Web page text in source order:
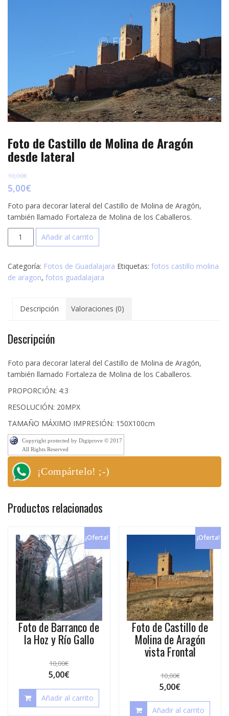
Foto de Castillo de Molina de Aragón
desde lateral
10,00€
5,00€
Foto para decorar lateral del Castillo de Molina de Aragón,
también llamado Fortaleza de Molina de los Caballeros.
Foto
de
de
Molina
desde
cantidad
Añadir al carrito
Categoría: Fotos de Guadalajara Etiquetas: fotos castillo molina
de aragon, fotos guadalajara
Descripción Valoraciones (0)
Descripción
Foto para decorar lateral del Castillo de Molina de Aragón,
también llamado Fortaleza de Molina de los Caballeros.
PROPORCIÓN: 4:3
RESOLUCIÓN: 20MPX
TAMAÑO MÁXIMO IMPRESIÓN: 150X100cm
Copyright protected by Digiprove © 2017
All Rights Reserved
¡Compártelo! ;-)
Productos relacionados
¡Oferta!
Foto de Barranco de
la Hoz y Río Gallo
10,00€
5,00€
Añadir al carrito
¡Oferta!
Foto de Castillo de
Molina de Aragón
vista Frontal
10,00€
5,00€
Añadir al carrito